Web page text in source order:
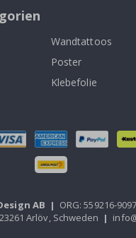
Wandtattoos
Poster
Klebefolie
AB | ORG: 559216-9097
Arlöv, Schweden |